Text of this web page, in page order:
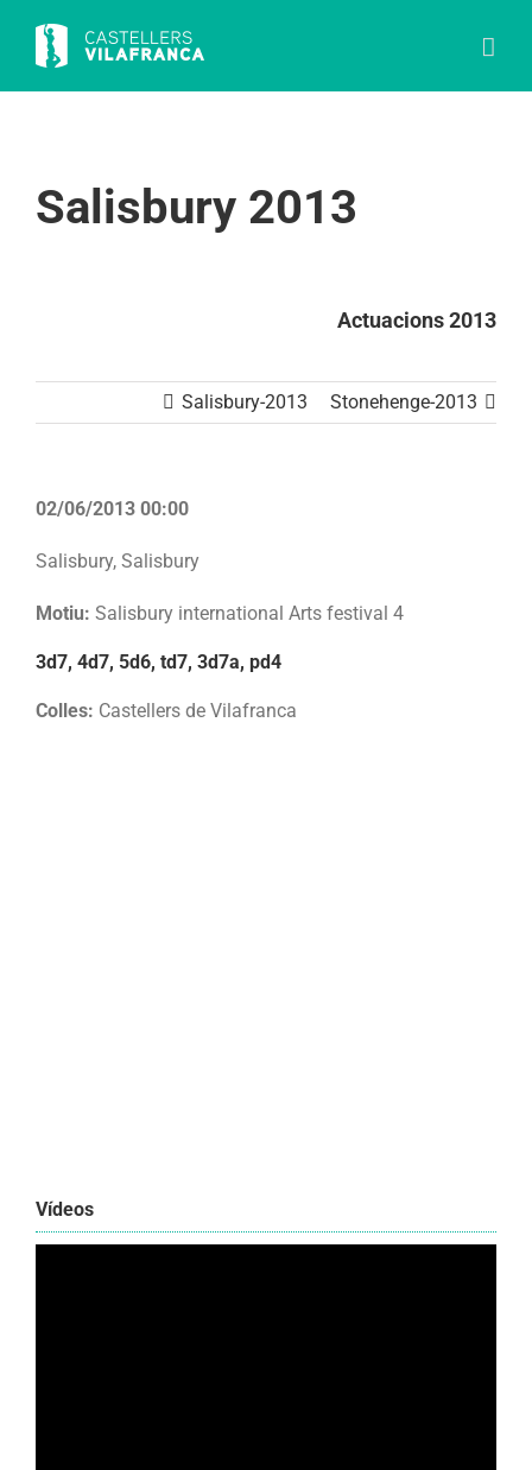
content
Salisbury 2013
Actuacions 2013
Salisbury-2013 Stonehenge-2013
02/06/2013 00:00
Salisbury, Salisbury
Motiu: Salisbury international Arts festival 4
3d7, 4d7, 5d6, td7, 3d7a, pd4
Colles: Castellers de Vilafranca
Vídeos